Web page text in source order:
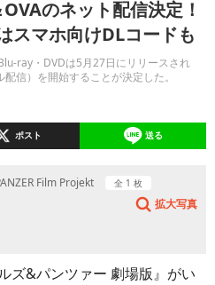
のネット配信決定！
スマホ向けDLコードも
ray・DVDは5月27日にリリースされ
信）を開始することが決定した。
ポスト 送る
Film Projekt 全 1 枚
拡大写真
ズ&パンツァー 劇場版』がい